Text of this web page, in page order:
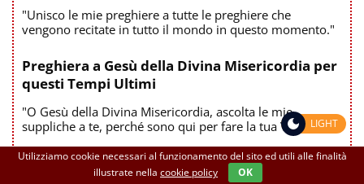
"Unisco le mie preghiere a tutte le preghiere che
vengono recitate in tutto il mondo in questo momento."
Preghiera a Gesù della Divina Misericordia per
questi Tempi Ultimi
"O Gesù della Divina Misericordia, ascolta le mie
suppliche a te, perché sono qui per fare la tua Volontà!."
Preghiera di riparazione per tutte le
Comunioni Sacrileghe
Utilizziamo cookie necessari al funzionamento del sito ed utili alle finalità
illustrate nella cookie policy OK
LIGHT